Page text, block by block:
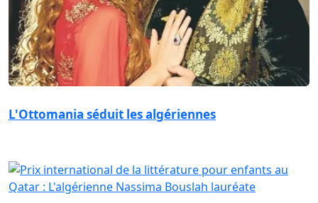
L'Ottomania séduit les algériennes